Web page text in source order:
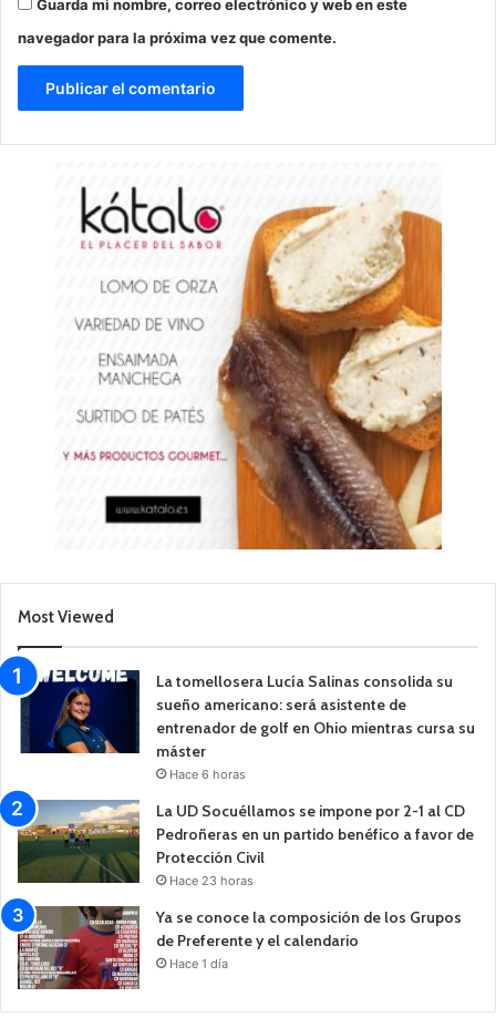
Guarda mi nombre, correo electrónico y web en este
navegador para la próxima vez que comente.
Most Viewed
La tomellosera Lucía Salinas consolida su
sueño americano: será asistente de
entrenador de golf en Ohio mientras cursa su
máster
Hace 6 horas
La UD Socuéllamos se impone por 2-1 al CD
Pedroñeras en un partido benéfico a favor de
Protección Civil
Hace 23 horas
Ya se conoce la composición de los Grupos
de Preferente y el calendario
Hace 1 día